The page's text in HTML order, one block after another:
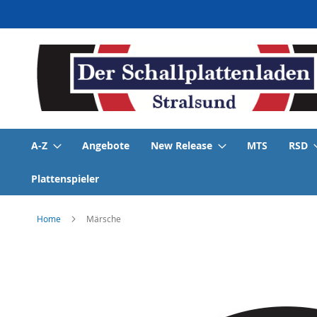
zum
Inhalt
A-Z Angebote New Release MTS RSD
Plattenspieler
Home Märsche